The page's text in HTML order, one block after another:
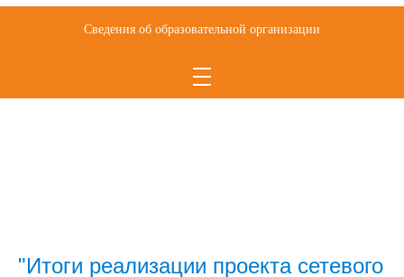
"Итоги реализации проекта сетевого
Сведения об образовательной организации